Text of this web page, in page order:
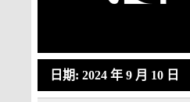
日期:2024 年 9 月 10 日